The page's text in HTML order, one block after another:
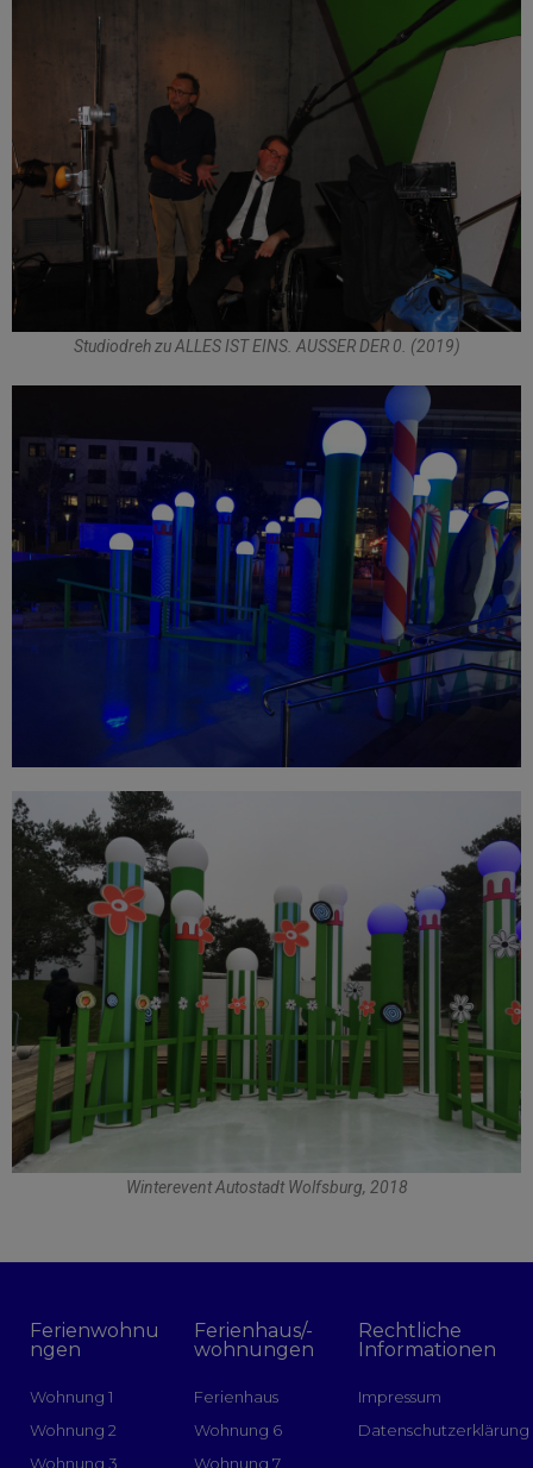
Studiodreh zu ALLES IST EINS. AUSSER DER 0. (2019)
Winterevent Autostadt Wolfsburg, 2018
Ferienwohnu
ngen
Wohnung 1
Wohnung 2
Wohnung 3
Ferienhaus/-
wohnungen
Ferienhaus
Wohnung 6
Wohnung 7
Rechtliche
Informationen
Impressum
Datenschutzerklärung